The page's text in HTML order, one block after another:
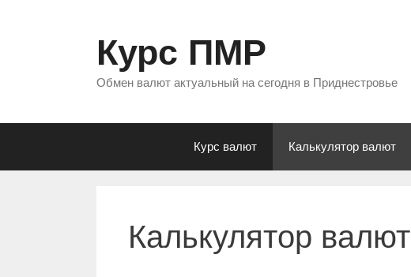
Курс ПМР
Обмен валют актуальный на сегодня в Приднестровье
Курс валют Калькулятор валют
Калькулятор валют